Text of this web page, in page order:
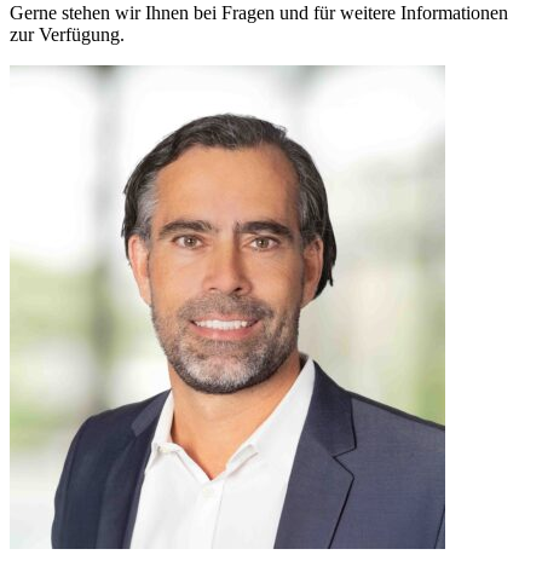
Gerne stehen wir Ihnen bei Fragen und für weitere Informationen
zur Verfügung.